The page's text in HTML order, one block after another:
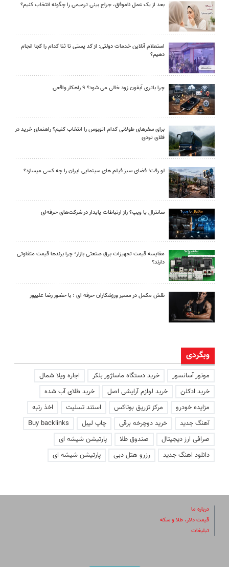
بعد از یک عمل ناموفق، جراح بینی ترمیمی را چگونه انتخاب کنیم؟
استعلام آنلاین خدمات دولتی: از کد پستی تا ثنا کدام را کجا انجام
دهیم؟
چرا باتری آیفون زود خالی می شود؟ ۹ راهکار واقعی
برای سفرهای طولانی کدام اتوبوس را انتخاب کنیم؟ راهنمای خرید در
فلای تودی
لو رفت! فضای سبز فیلم های سینمایی ایران را چه کسی میسازد؟
سانترال یا ویپ؟ راز ارتباطات پایدار در شرکت‌های حرفه‌ای
مقایسه قیمت تجهیزات برق صنعتی بازار؛ چرا برندها قیمت متفاوتی
دارند؟
نقش مکمل در مسیر ورزشکاران حرفه ای ؛ با حضور رضا علیپور
وبگردی
موتور آسانسور خرید دستگاه ماساژور بلکر
اجاره ویلا شمال
خرید ادکلن
خرید لوازم آرایشی اصل
خرید طلای آب شده
مزایده خودرو
مرکز تزریق بوتاکس استند تسلیت
اخذ رتبه
آهنگ جدید
خرید دوچرخه برقی چاپ لیبل
Buy backlinks
صرافی ارز دیجیتال
صندوق طلا
پارتیشن شیشه ای
دانلود اهنگ جدید
رزرو هتل دبی پارتیشن شیشه ای
درباره ما
قیمت دلار، طلا و سکه
تبلیغات